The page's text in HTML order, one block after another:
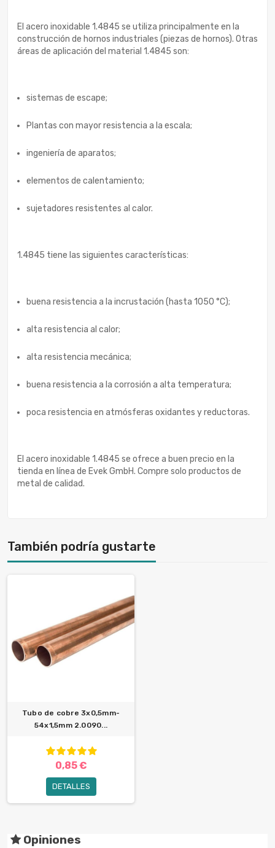
El acero inoxidable 1.4845 se utiliza principalmente en la
construcción de hornos industriales (piezas de hornos). Otras
áreas de aplicación del material 1.4845 son:
sistemas de escape;
Plantas con mayor resistencia a la escala;
ingeniería de aparatos;
elementos de calentamiento;
sujetadores resistentes al calor.
1.4845 tiene las siguientes características:
buena resistencia a la incrustación (hasta 1050 °C);
alta resistencia al calor;
alta resistencia mecánica;
buena resistencia a la corrosión a alta temperatura;
poca resistencia en atmósferas oxidantes y reductoras.
El acero inoxidable 1.4845 se ofrece a buen precio en la
tienda en línea de Evek GmbH. Compre solo productos de
metal de calidad.
También podría gustarte
Tubo de cobre 3x0,5mm-
54x1,5mm 2.0090...
0,85 €
DETALLES
Opiniones